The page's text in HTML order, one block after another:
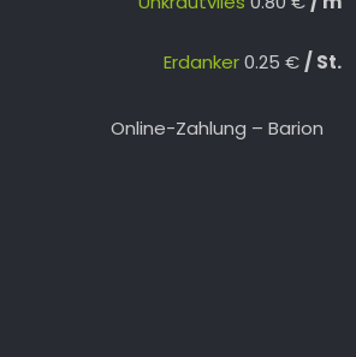
Erdanker0.25 € St.
Online-Zahlung – Barion